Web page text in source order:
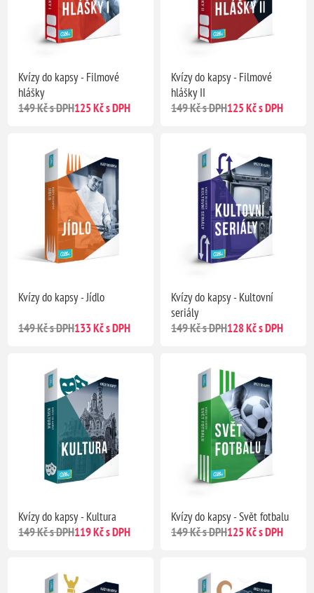
Kvízy do kapsy - Filmové
hlášky
149 Kč s DPH125 Kč s DPH
Kvízy do kapsy - Filmové
hlášky II
149 Kč s DPH125 Kč s DPH
Kvízy do kapsy - Jídlo
149 Kč s DPH133 Kč s DPH
Kvízy do kapsy - Kultovní
seriály
149 Kč s DPH128 Kč s DPH
Kvízy do kapsy - Kultura
149 Kč s DPH119 Kč s DPH
Kvízy do kapsy - Svět fotbalu
149 Kč s DPH125 Kč s DPH